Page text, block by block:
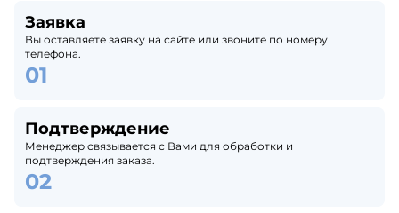
Заявка
Вы оставляете заявку на сайте или звоните по номеру
телефона.
Подтверждение
Менеджер связывается с Вами для обработки и
подтверждения заказа.